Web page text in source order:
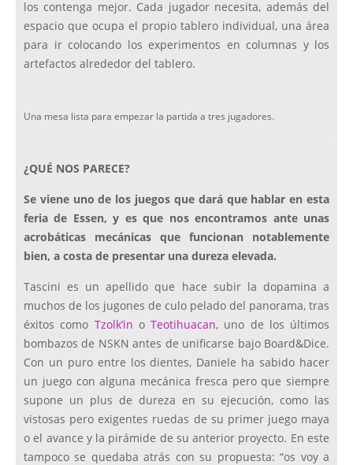
los contenga mejor. Cada jugador necesita, además del
espacio que ocupa el propio tablero individual, una área
para ir colocando los experimentos en columnas y los
artefactos alrededor del tablero.
Una mesa lista para empezar la partida a tres jugadores.
¿QUÉ NOS PARECE?
Se viene uno de los juegos que dará que hablar en esta
feria de Essen, y es que nos encontramos ante unas
acrobáticas mecánicas que funcionan notablemente
bien, a costa de presentar una dureza elevada.
Tascini es un apellido que hace subir la dopamina a
muchos de los jugones de culo pelado del panorama, tras
éxitos como Tzolk’in o Teotihuacan, uno de los últimos
bombazos de NSKN antes de unificarse bajo Board&Dice.
Con un puro entre los dientes, Daniele ha sabido hacer
un juego con alguna mecánica fresca pero que siempre
supone un plus de dureza en su ejecución, como las
vistosas pero exigentes ruedas de su primer juego maya
o el avance y la pirámide de su anterior proyecto. En este
tampoco se quedaba atrás con su propuesta: “os voy a